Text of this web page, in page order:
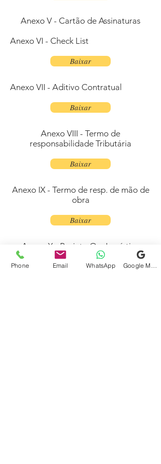
Anexo V - Cartão de Assinaturas
Anexo VI - Check List
Baixar
Anexo VII - Aditivo Contratual
Baixar
Anexo VIII - Termo de
responsabilidade Tributária
Baixar
Anexo IX - Termo de resp. de mão de
obra
Baixar
Anexo X - Projeto Op. Logístico
p/Transporte (POL)
Phone Email WhatsApp